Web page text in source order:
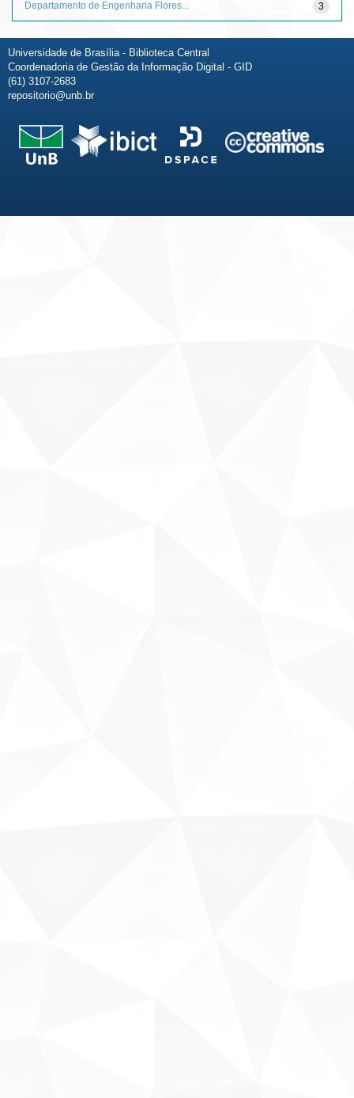
3
Departamento de Engenharia Flores...
Universidade de Brasília - Biblioteca Central
Coordenadoria de Gestão da Informação Digital - GID
(61) 3107-2683
repositorio@unb.br